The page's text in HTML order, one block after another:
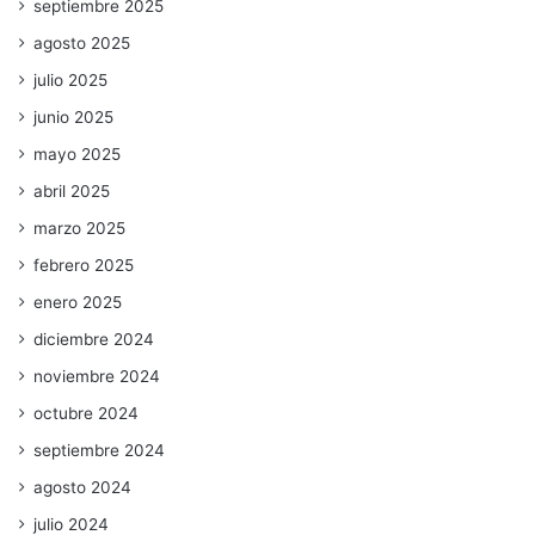
septiembre 2025
agosto 2025
julio 2025
junio 2025
mayo 2025
abril 2025
marzo 2025
febrero 2025
enero 2025
diciembre 2024
noviembre 2024
octubre 2024
septiembre 2024
agosto 2024
julio 2024